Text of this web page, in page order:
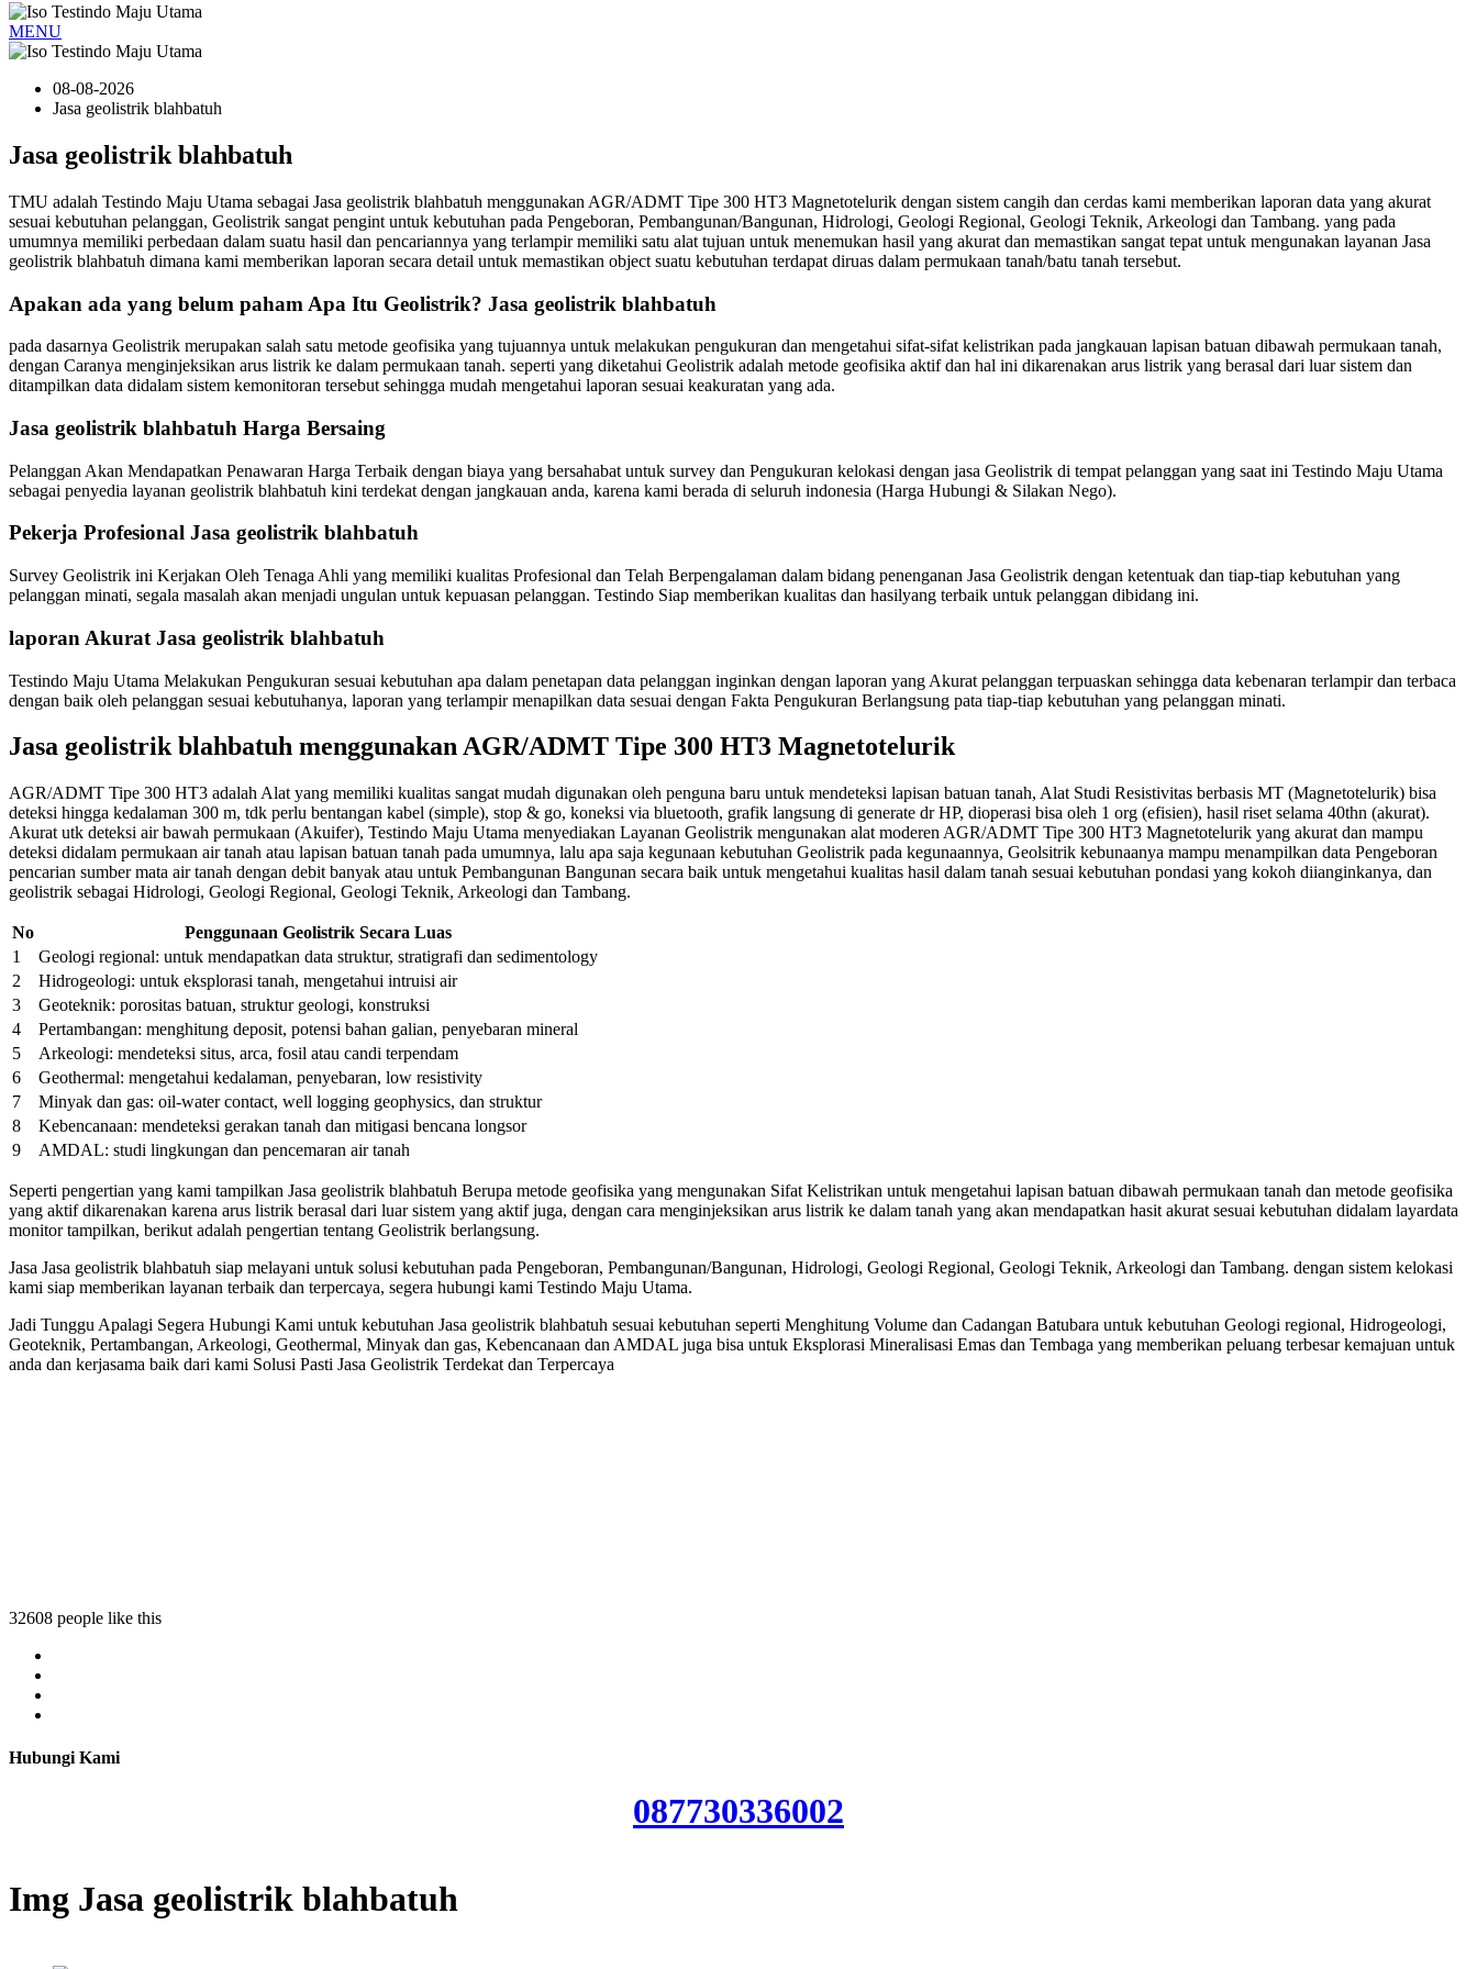
MENU
08-08-2026
Jasa geolistrik blahbatuh
Jasa geolistrik blahbatuh
TMU adalah Testindo Maju Utama sebagai Jasa geolistrik blahbatuh menggunakan AGR/ADMT Tipe 300 HT3 Magnetotelurik dengan sistem cangih dan cerdas kami memberikan laporan data yang akurat
sesuai kebutuhan pelanggan, Geolistrik sangat pengint untuk kebutuhan pada Pengeboran, Pembangunan/Bangunan, Hidrologi, Geologi Regional, Geologi Teknik, Arkeologi dan Tambang. yang pada
umumnya memiliki perbedaan dalam suatu hasil dan pencariannya yang terlampir memiliki satu alat tujuan untuk menemukan hasil yang akurat dan memastikan sangat tepat untuk mengunakan layanan Jasa
geolistrik blahbatuh dimana kami memberikan laporan secara detail untuk memastikan object suatu kebutuhan terdapat diruas dalam permukaan tanah/batu tanah tersebut.
Apakan ada yang belum paham Apa Itu Geolistrik? Jasa geolistrik blahbatuh
pada dasarnya Geolistrik merupakan salah satu metode geofisika yang tujuannya untuk melakukan pengukuran dan mengetahui sifat-sifat kelistrikan pada jangkauan lapisan batuan dibawah permukaan tanah,
dengan Caranya menginjeksikan arus listrik ke dalam permukaan tanah. seperti yang diketahui Geolistrik adalah metode geofisika aktif dan hal ini dikarenakan arus listrik yang berasal dari luar sistem dan
ditampilkan data didalam sistem kemonitoran tersebut sehingga mudah mengetahui laporan sesuai keakuratan yang ada.
Jasa geolistrik blahbatuh Harga Bersaing
Pelanggan Akan Mendapatkan Penawaran Harga Terbaik dengan biaya yang bersahabat untuk survey dan Pengukuran kelokasi dengan jasa Geolistrik di tempat pelanggan yang saat ini Testindo Maju Utama
sebagai penyedia layanan geolistrik blahbatuh kini terdekat dengan jangkauan anda, karena kami berada di seluruh indonesia (Harga Hubungi & Silakan Nego).
Pekerja Profesional Jasa geolistrik blahbatuh
Survey Geolistrik ini Kerjakan Oleh Tenaga Ahli yang memiliki kualitas Profesional dan Telah Berpengalaman dalam bidang penenganan Jasa Geolistrik dengan ketentuak dan tiap-tiap kebutuhan yang
pelanggan minati, segala masalah akan menjadi ungulan untuk kepuasan pelanggan. Testindo Siap memberikan kualitas dan hasilyang terbaik untuk pelanggan dibidang ini.
laporan Akurat Jasa geolistrik blahbatuh
Testindo Maju Utama Melakukan Pengukuran sesuai kebutuhan apa dalam penetapan data pelanggan inginkan dengan laporan yang Akurat pelanggan terpuaskan sehingga data kebenaran terlampir dan terbaca
dengan baik oleh pelanggan sesuai kebutuhanya, laporan yang terlampir menapilkan data sesuai dengan Fakta Pengukuran Berlangsung pata tiap-tiap kebutuhan yang pelanggan minati.
Jasa geolistrik blahbatuh menggunakan AGR/ADMT Tipe 300 HT3 Magnetotelurik
AGR/ADMT Tipe 300 HT3 adalah Alat yang memiliki kualitas sangat mudah digunakan oleh penguna baru untuk mendeteksi lapisan batuan tanah, Alat Studi Resistivitas berbasis MT (Magnetotelurik) bisa
deteksi hingga kedalaman 300 m, tdk perlu bentangan kabel (simple), stop & go, koneksi via bluetooth, grafik langsung di generate dr HP, dioperasi bisa oleh 1 org (efisien), hasil riset selama 40thn (akurat).
Akurat utk deteksi air bawah permukaan (Akuifer), Testindo Maju Utama menyediakan Layanan Geolistrik mengunakan alat moderen AGR/ADMT Tipe 300 HT3 Magnetotelurik yang akurat dan mampu
deteksi didalam permukaan air tanah atau lapisan batuan tanah pada umumnya, lalu apa saja kegunaan kebutuhan Geolistrik pada kegunaannya, Geolsitrik kebunaanya mampu menampilkan data Pengeboran
pencarian sumber mata air tanah dengan debit banyak atau untuk Pembangunan Bangunan secara baik untuk mengetahui kualitas hasil dalam tanah sesuai kebutuhan pondasi yang kokoh diianginkanya, dan
geolistrik sebagai Hidrologi, Geologi Regional, Geologi Teknik, Arkeologi dan Tambang.
No
Penggunaan Geolistrik Secara Luas
1
Geologi regional: untuk mendapatkan data struktur, stratigrafi dan sedimentology
2
Hidrogeologi: untuk eksplorasi tanah, mengetahui intruisi air
3
Geoteknik: porositas batuan, struktur geologi, konstruksi
4
Pertambangan: menghitung deposit, potensi bahan galian, penyebaran mineral
5
Arkeologi: mendeteksi situs, arca, fosil atau candi terpendam
6
Geothermal: mengetahui kedalaman, penyebaran, low resistivity
7
Minyak dan gas: oil-water contact, well logging geophysics, dan struktur
8
Kebencanaan: mendeteksi gerakan tanah dan mitigasi bencana longsor
9
AMDAL: studi lingkungan dan pencemaran air tanah
Seperti pengertian yang kami tampilkan Jasa geolistrik blahbatuh Berupa metode geofisika yang mengunakan Sifat Kelistrikan untuk mengetahui lapisan batuan dibawah permukaan tanah dan metode geofisika
yang aktif dikarenakan karena arus listrik berasal dari luar sistem yang aktif juga, dengan cara menginjeksikan arus listrik ke dalam tanah yang akan mendapatkan hasit akurat sesuai kebutuhan didalam layardata
monitor tampilkan, berikut adalah pengertian tentang Geolistrik berlangsung.
Jasa Jasa geolistrik blahbatuh siap melayani untuk solusi kebutuhan pada Pengeboran, Pembangunan/Bangunan, Hidrologi, Geologi Regional, Geologi Teknik, Arkeologi dan Tambang. dengan sistem kelokasi
kami siap memberikan layanan terbaik dan terpercaya, segera hubungi kami Testindo Maju Utama.
Jadi Tunggu Apalagi Segera Hubungi Kami untuk kebutuhan Jasa geolistrik blahbatuh sesuai kebutuhan seperti Menghitung Volume dan Cadangan Batubara untuk kebutuhan Geologi regional, Hidrogeologi,
Geoteknik, Pertambangan, Arkeologi, Geothermal, Minyak dan gas, Kebencanaan dan AMDAL juga bisa untuk Eksplorasi Mineralisasi Emas dan Tembaga yang memberikan peluang terbesar kemajuan untuk
anda dan kerjasama baik dari kami Solusi Pasti Jasa Geolistrik Terdekat dan Terpercaya
32608 people like this
Hubungi Kami
087730336002
Img Jasa geolistrik blahbatuh